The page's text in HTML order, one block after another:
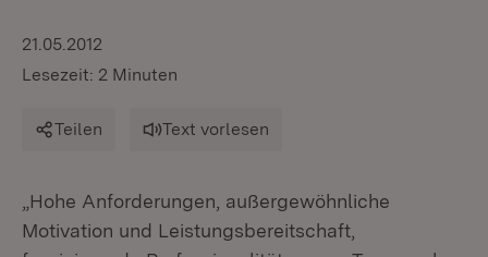
21.05.2012
Lesezeit: 2 Minuten
Teilen Text vorlesen
„Hohe Anforderungen, außergewöhnliche
Motivation und Leistungsbereitschaft,